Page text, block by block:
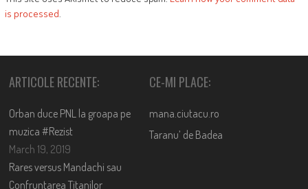
is processed.
ARTICOLE RECENTE:
Orban duce PNL la groapa pe
muzica #Rezist
March 19, 2019
Rares versus Mandachi sau
Confruntarea Titanilor
CE-MI PLACE:
mana.ciutacu.ro
Taranu’ de Badea